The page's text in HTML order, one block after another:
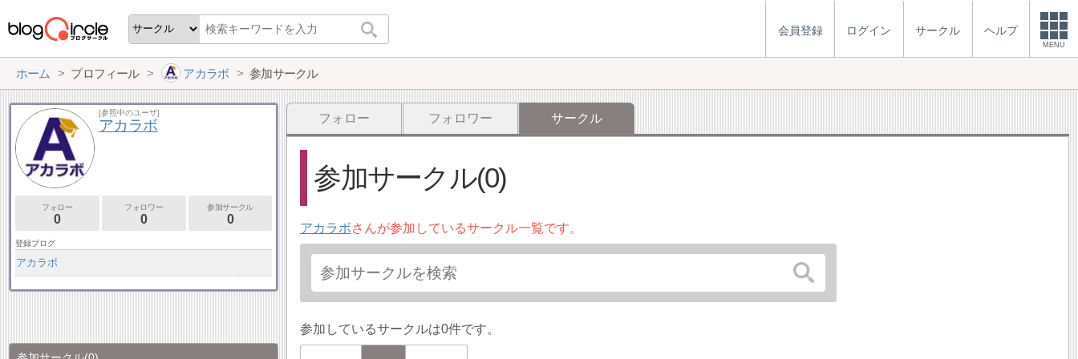
会員登録 ログイン サークル ヘルプ
MENU
ホーム プロフィール アカラボ 参加サークル
フォロー フォロワー サークル
参加サークル(0)
アカラボさんが参加しているサークル一覧です。
参加しているサークルは0件です。
[参照中のユーザ]
アカラボ
フォロー
0
フォロワー
0
参加サークル
0
登録ブログ
アカラボ